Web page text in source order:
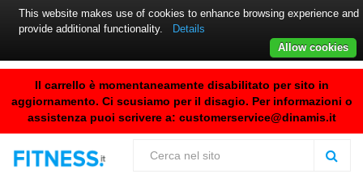
Il carrello è momentaneamente disabilitato per sito in
aggiornamento. Ci scusiamo per il disagio. Per informazioni o
assistenza puoi scrivere a: customerservice@dinamis.it
This website makes use of cookies to enhance browsing experience and
provide additional functionality.
Details
Allow cookies